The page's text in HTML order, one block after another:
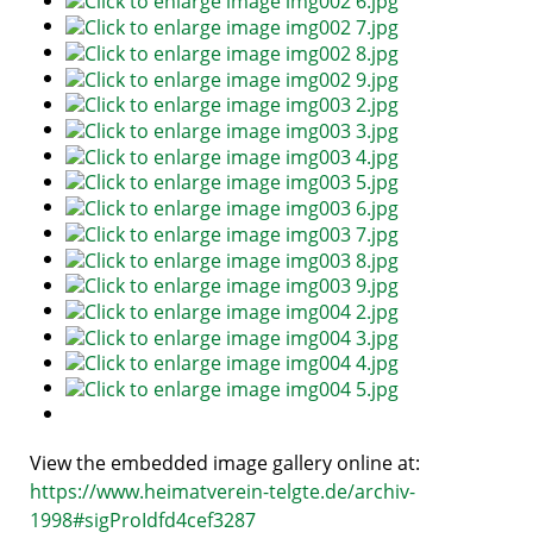
View the embedded image gallery online at:
https://www.heimatverein-telgte.de/archiv-
1998#sigProIdfd4cef3287